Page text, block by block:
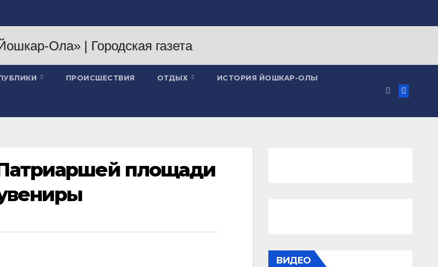
ПРОИСШЕСТВИЯ ОТДЫХ ИСТОРИЯ ЙОШКАР-ОЛЫ
площади
ВИДЕО